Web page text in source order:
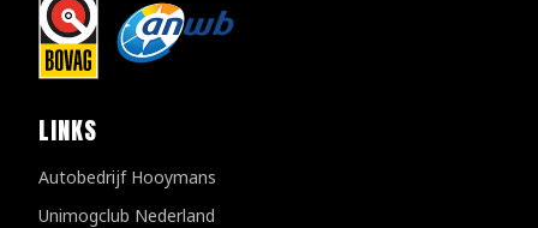
LINKS
Autobedrijf Hooymans
Unimogclub Nederland